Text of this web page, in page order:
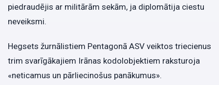
piedraudējis ar militārām sekām, ja diplomātija ciestu
neveiksmi.
Hegsets žurnālistiem Pentagonā ASV veiktos triecienus
trim svarīgākajiem Irānas kodolobjektiem raksturoja
«neticamus un pārliecinošus panākumus».